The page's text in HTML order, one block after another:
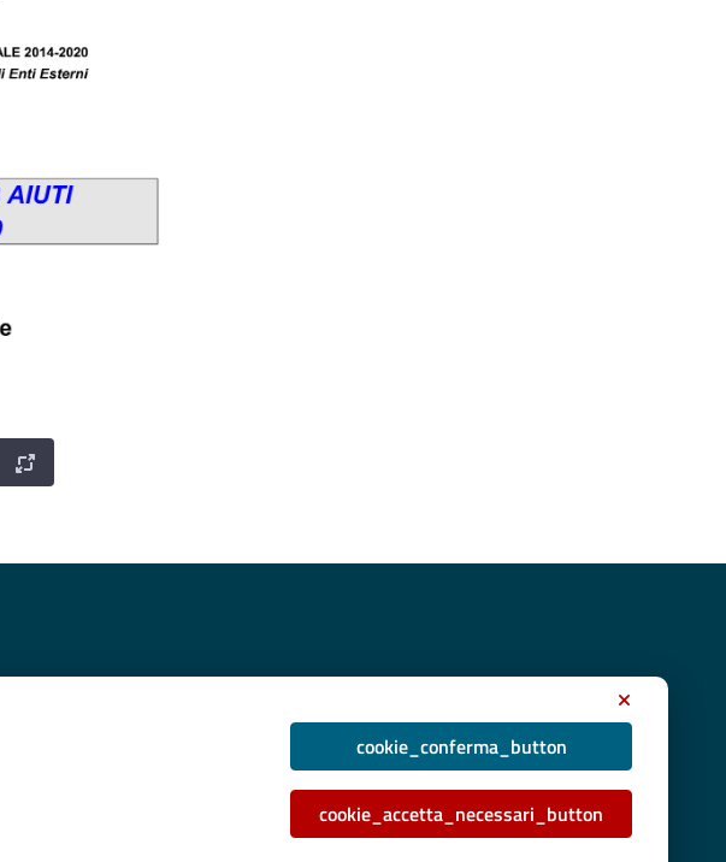
cookie_conferma_button
cookie_accetta_necessari_button
finanziata con risorse del PO Puglia 2014/2020 - Asse XIII e POC 2014/2020